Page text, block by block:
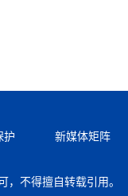
护 新媒体矩阵
不得擅自转载引用。